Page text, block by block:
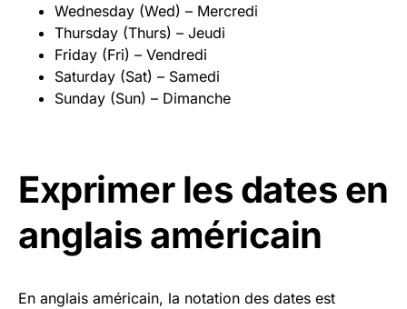
Wednesday (Wed) – Mercredi
Thursday (Thurs) – Jeudi
Friday (Fri) – Vendredi
Saturday (Sat) – Samedi
Sunday (Sun) – Dimanche
Exprimer les dates en
anglais américain
En anglais américain, la notation des dates est